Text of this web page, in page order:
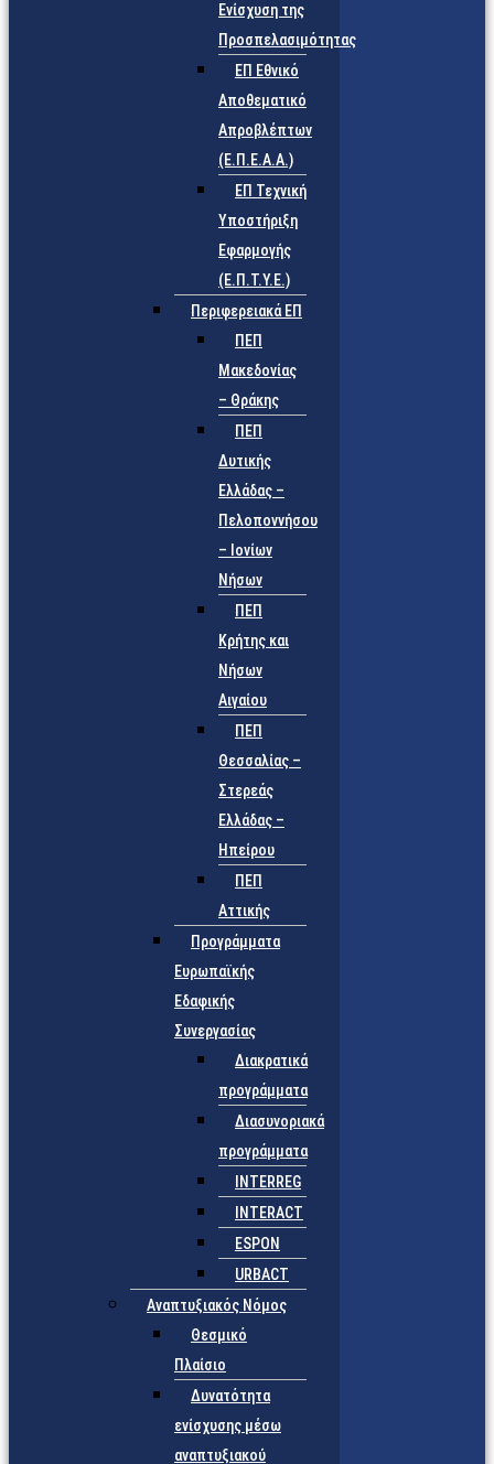
Ενίσχυση της
Προσπελασιμότητας
ΕΠ Εθνικό
Αποθεματικό
Απροβλέπτων
(Ε.Π.Ε.Α.Α.)
ΕΠ Τεχνική
Υποστήριξη
Εφαρμογής
(Ε.Π.Τ.Υ.Ε.)
Περιφερειακά ΕΠ
ΠΕΠ
Μακεδονίας
– Θράκης
ΠΕΠ
Δυτικής
Ελλάδας –
Πελοποννήσου
– Ιονίων
Νήσων
ΠΕΠ
Κρήτης και
Νήσων
Αιγαίου
ΠΕΠ
Θεσσαλίας –
Στερεάς
Ελλάδας –
Ηπείρου
ΠΕΠ
Αττικής
Προγράμματα
Ευρωπαϊκής
Εδαφικής
Συνεργασίας
Διακρατικά
προγράμματα
Διασυνοριακά
προγράμματα
INTERREG
INTERACT
ESPON
URBACT
Αναπτυξιακός Νόμος
Θεσμικό
Πλαίσιο
Δυνατότητα
ενίσχυσης μέσω
αναπτυξιακού